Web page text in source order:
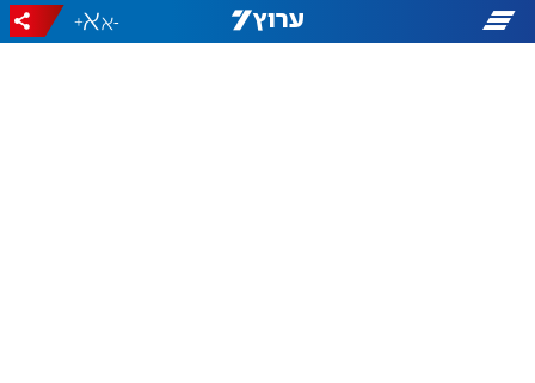
-
+